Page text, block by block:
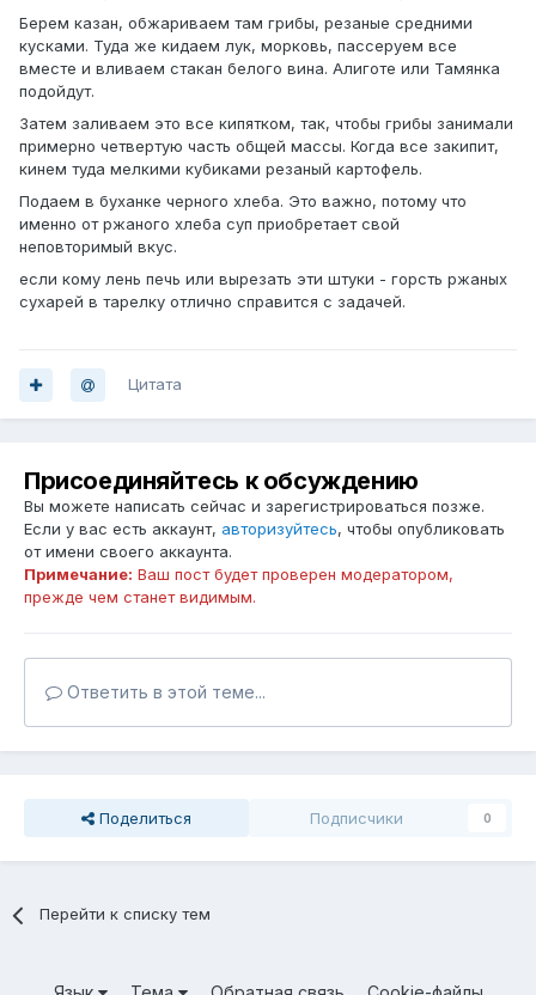
Берем казан, обжариваем там грибы, резаные средними
кусками. Туда же кидаем лук, морковь, пассеруем все
вместе и вливаем стакан белого вина. Алиготе или Тамянка
подойдут.
Затем заливаем это все кипятком, так, чтобы грибы занимали
примерно четвертую часть общей массы. Когда все закипит,
кинем туда мелкими кубиками резаный картофель.
Подаем в буханке черного хлеба. Это важно, потому что
именно от ржаного хлеба суп приобретает свой
неповторимый вкус.
если кому лень печь или вырезать эти штуки - горсть ржаных
сухарей в тарелку отлично справится с задачей.
Цитата
Присоединяйтесь к обсуждению
Вы можете написать сейчас и зарегистрироваться позже.
Если у вас есть аккаунт, авторизуйтесь, чтобы опубликовать
от имени своего аккаунта.
Примечание: Ваш пост будет проверен модератором,
прежде чем станет видимым.
Ответить в этой теме...
Поделиться Подписчики 0
Перейти к списку тем